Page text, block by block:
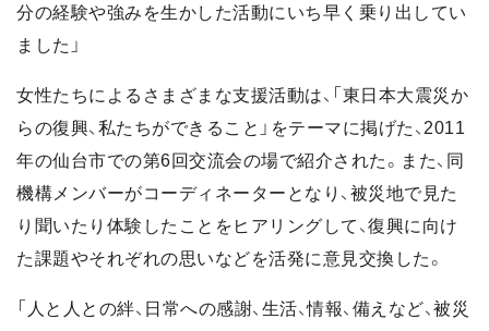
分の経験や強みを生かした活動にいち早く乗り出してい
ました」
女性たちによるさまざまな支援活動は、「東日本大震災か
らの復興、私たちができること」をテーマに掲げた、2011
年の仙台市での第6回交流会の場で紹介された。また、同
機構メンバーがコーディネーターとなり、被災地で見た
り聞いたり体験したことをヒアリングして、復興に向け
た課題やそれぞれの思いなどを活発に意見交換した。
「人と人との絆、日常への感謝、生活、情報、備えなど、被災